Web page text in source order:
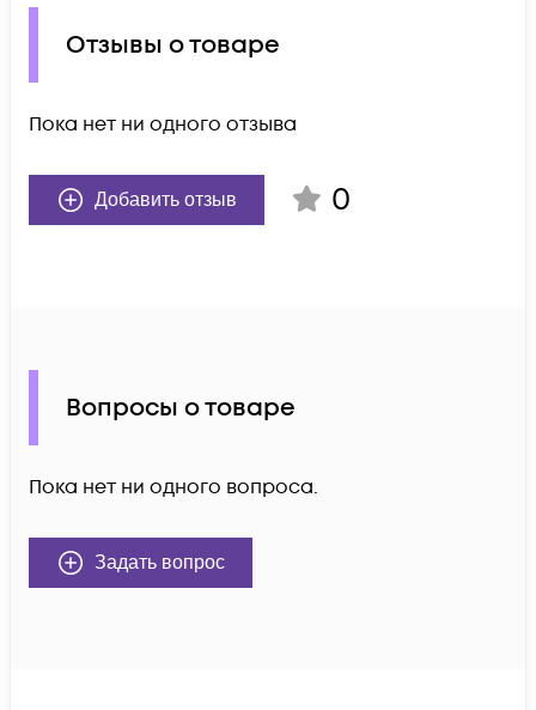
Отзывы о товаре
Пока нет ни одного отзыва
Добавить отзыв 0
Вопросы о товаре
Пока нет ни одного вопроса.
Задать вопрос